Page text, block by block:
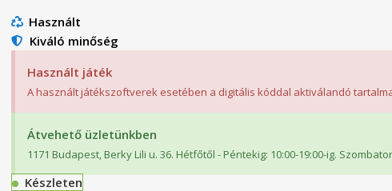
Használt
Kiváló minőség
Használt játék
A használt játékszoftverek esetében a digitális kóddal aktiválandó
Átvehető üzletünkben
1171 Budapest, Berky Lili u. 36. Hétfőtől - Péntekig: 10:00-19:00-ig.
Készleten